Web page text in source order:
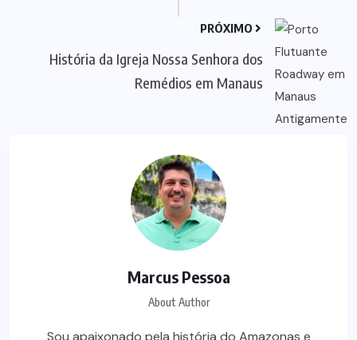
PRÓXIMO
História da Igreja Nossa Senhora dos
Remédios em Manaus
Marcus Pessoa
About Author
Sou apaixonado pela história do Amazonas e